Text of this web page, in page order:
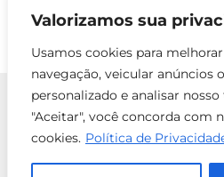
Valorizamos sua
Usamos cookies para
navegação, veicular anúncios
personalizado e analisar
"Aceitar", você concorda com
cookies. Política de
© 2025 Todos os direitos